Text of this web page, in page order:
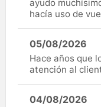
ayudo
hacía uso de
05/08/2026
Hace años que
atención al
04/08/2026